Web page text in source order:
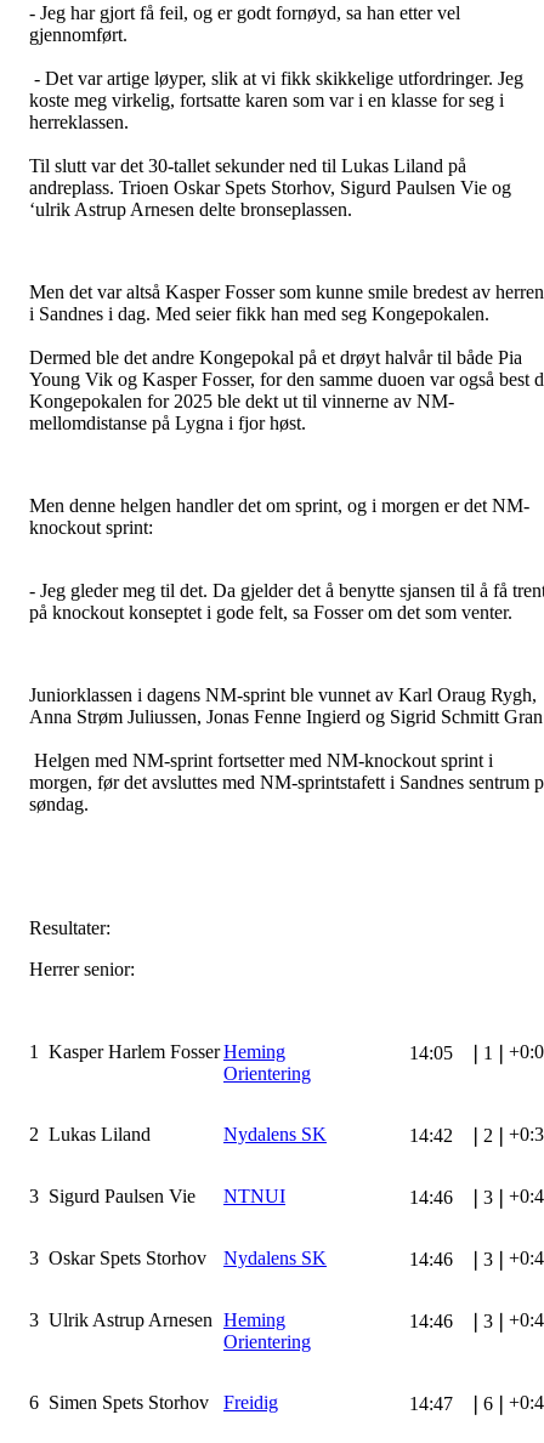
- Jeg har gjort få feil, og er godt fornøyd, sa han etter vel
gjennomført.
- Det var artige løyper, slik at vi fikk skikkelige utfordringer. Jeg
koste meg virkelig, fortsatte karen som var i en klasse for seg i
herreklassen.
Til slutt var det 30-tallet sekunder ned til Lukas Liland på
andreplass. Trioen Oskar Spets Storhov, Sigurd Paulsen Vie og
‘ulrik Astrup Arnesen delte bronseplassen.
Men det var altså Kasper Fosser som kunne smile bredest av
i Sandnes i dag. Med seier fikk han med seg Kongepokalen.
Dermed ble det andre Kongepokal på et drøyt halvår til både Pia
Young Vik og Kasper Fosser, for den samme duoen var også best
Kongepokalen for 2025 ble dekt ut til vinnerne av NM-
mellomdistanse på Lygna i fjor høst.
Men denne helgen handler det om sprint, og i morgen er det NM-
knockout sprint:
- Jeg gleder meg til det. Da gjelder det å benytte sjansen til å få
på knockout konseptet i gode felt, sa Fosser om det som venter.
Juniorklassen i dagens NM-sprint ble vunnet av Karl Oraug Rygh,
Anna Strøm Juliussen, Jonas Fenne Ingierd og Sigrid Schmitt
Helgen med NM-sprint fortsetter med NM-knockout sprint i
morgen, før det avsluttes med NM-sprintstafett i Sandnes sentrum
søndag.
Resultater:
Herrer senior:
1 Kasper Harlem FosserHeming
Orientering
14:05 1
2 Lukas Liland Nydalens SK 14:42 2
3 Sigurd Paulsen Vie NTNUI 14:46 3
3 Oskar Spets Storhov Nydalens SK 14:46 3
3 Ulrik Astrup Arnesen Heming
Orientering
14:46 3
6 Simen Spets Storhov Freidig 14:47 6